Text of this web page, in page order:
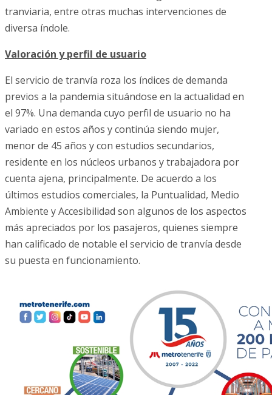
tranviaria, entre otras muchas intervenciones de
diversa índole.
Valoración y perfil de usuario
El servicio de tranvía roza los índices de demanda
previos a la pandemia situándose en la actualidad en
el 97%. Una demanda cuyo perfil de usuario no ha
variado en estos años y continúa siendo mujer,
menor de 45 años y con estudios secundarios,
residente en los núcleos urbanos y trabajadora por
cuenta ajena, principalmente. De acuerdo a los
últimos estudios comerciales, la Puntualidad, Medio
Ambiente y Accesibilidad son algunos de los aspectos
más apreciados por los pasajeros, quienes siempre
han calificado de notable el servicio de tranvía desde
su puesta en funcionamiento.